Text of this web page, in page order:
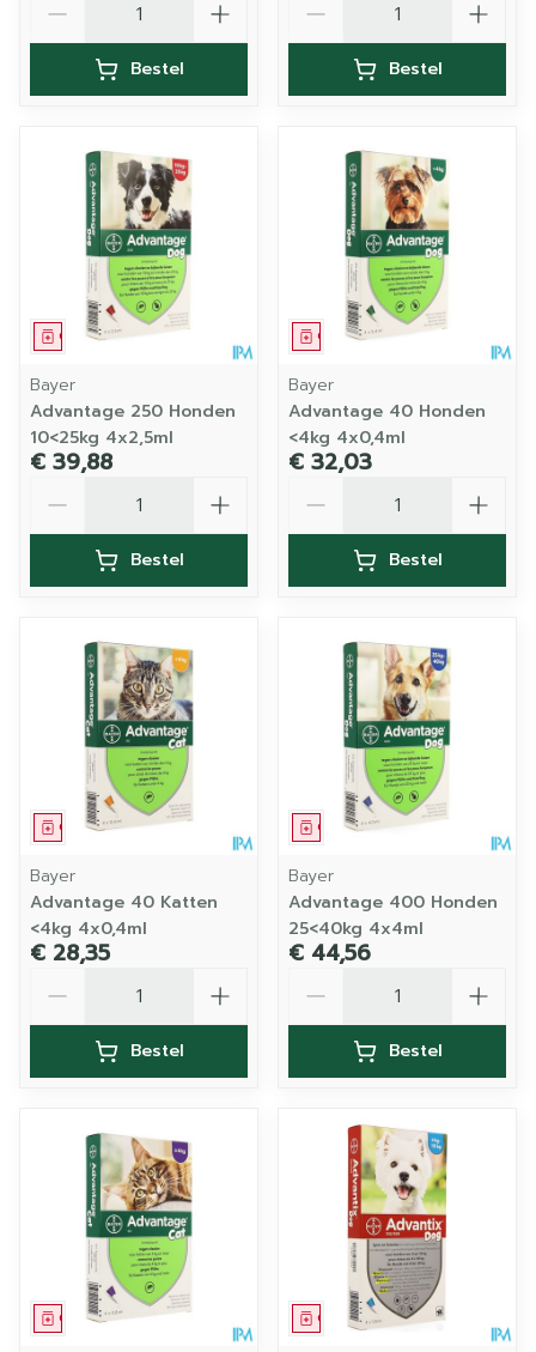
Bestel Bestel
Geneesmiddel
Bayer
Advantage 250 Honden
10<25kg 4x2,5ml
€ 39,88
Bestel
Geneesmiddel
Bayer
Advantage 40 Honden
<4kg 4x0,4ml
€ 32,03
Bestel
Geneesmiddel
Bayer
Advantage 40 Katten
<4kg 4x0,4ml
€ 28,35
Bestel
Geneesmiddel
Bayer
Advantage 400 Honden
25<40kg 4x4ml
€ 44,56
Bestel
Geneesmiddel Geneesmiddel